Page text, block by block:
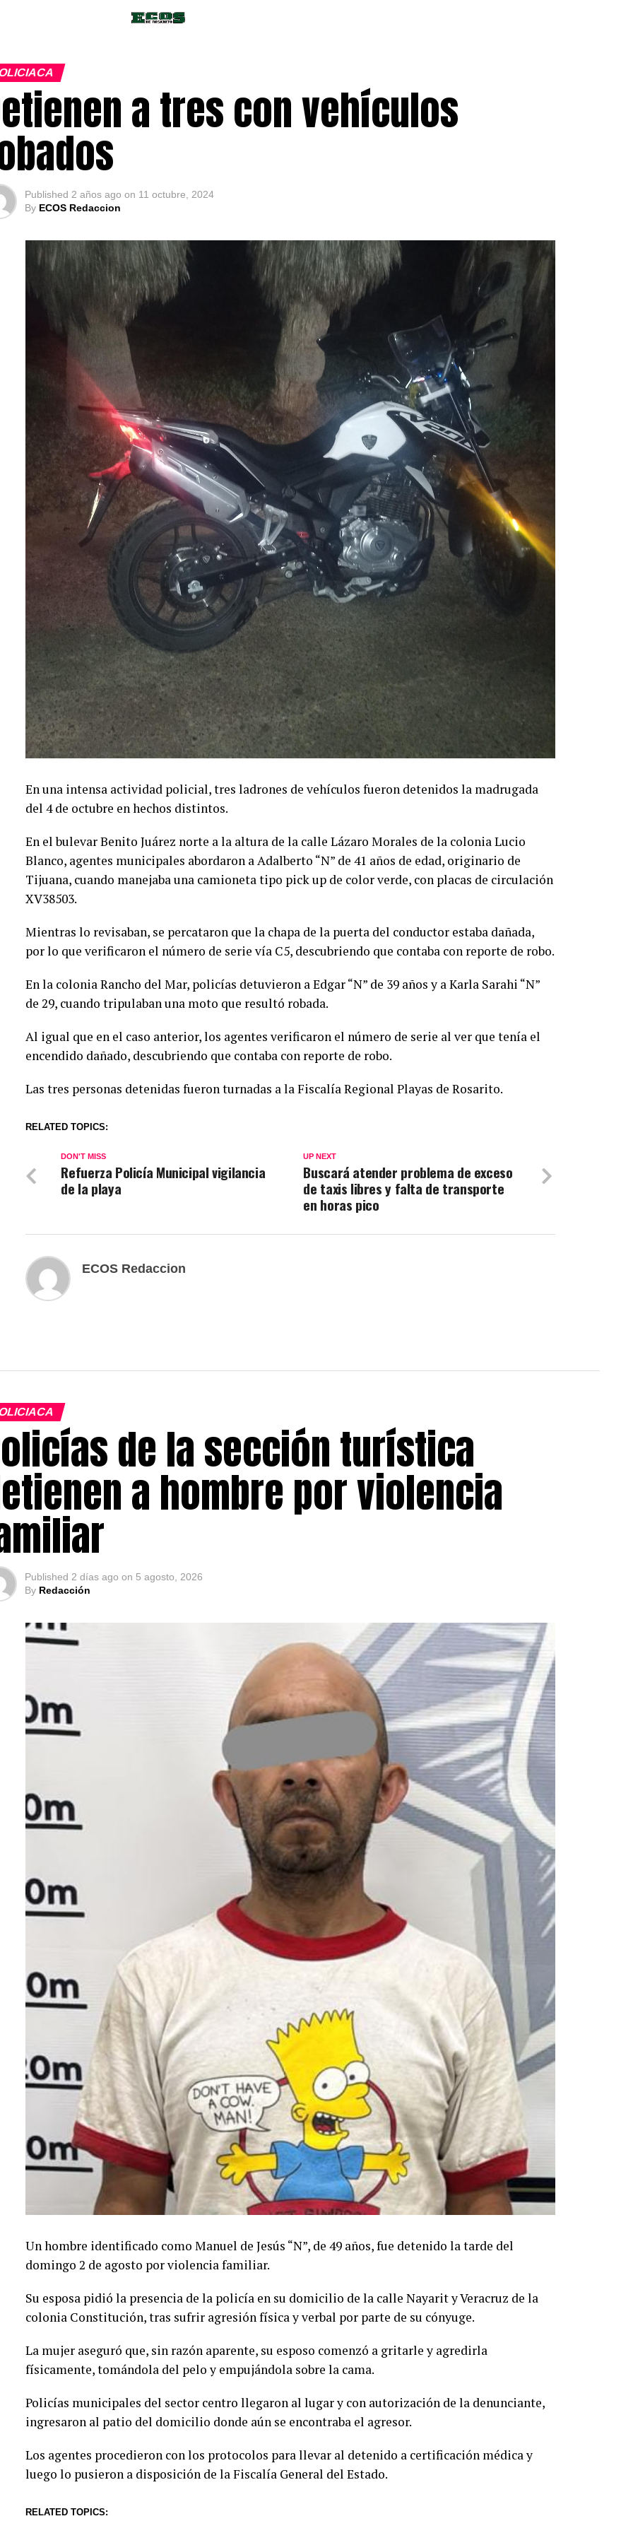
a tres con vehículos
Published 2 años ago on 11 octubre, 2024
By ECOS Redaccion
En una intensa actividad policial, tres ladrones de vehículos fueron detenidos la madrugada
del 4 de octubre en hechos distintos.
En el bulevar Benito Juárez norte a la altura de la calle Lázaro Morales de la colonia Lucio
Blanco, agentes municipales abordaron a Adalberto “N” de 41 años de edad, originario de
Tijuana, cuando manejaba una camioneta tipo pick up de color verde, con placas de circulación
XV38503.
Mientras lo revisaban, se percataron que la chapa de la puerta del conductor estaba dañada,
por lo que verificaron el número de serie vía C5, descubriendo que contaba con reporte de robo.
En la colonia Rancho del Mar, policías detuvieron a Edgar “N” de 39 años y a Karla Sarahi “N”
de 29, cuando tripulaban una moto que resultó robada.
Al igual que en el caso anterior, los agentes verificaron el número de serie al ver que tenía el
encendido dañado, descubriendo que contaba con reporte de robo.
Las tres personas detenidas fueron turnadas a la Fiscalía Regional Playas de Rosarito.
RELATED TOPICS:
UP NEXT
Buscará atender problema de exceso
de taxis libres y falta de transporte
en horas pico
DON'T MISS
Refuerza Policía Municipal vigilancia
de la playa
ECOS Redaccion
de la sección turística
a hombre por violencia
Published 2 días ago on 5 agosto, 2026
By Redacción
Un hombre identificado como Manuel de Jesús “N”, de 49 años, fue detenido la tarde del
domingo 2 de agosto por violencia familiar.
Su esposa pidió la presencia de la policía en su domicilio de la calle Nayarit y Veracruz de la
colonia Constitución, tras sufrir agresión física y verbal por parte de su cónyuge.
La mujer aseguró que, sin razón aparente, su esposo comenzó a gritarle y agredirla
físicamente, tomándola del pelo y empujándola sobre la cama.
Policías municipales del sector centro llegaron al lugar y con autorización de la denunciante,
ingresaron al patio del domicilio donde aún se encontraba el agresor.
Los agentes procedieron con los protocolos para llevar al detenido a certificación médica y
luego lo pusieron a disposición de la Fiscalía General del Estado.
RELATED TOPICS: